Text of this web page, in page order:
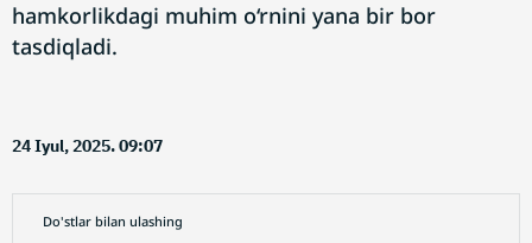
hamkorlikdagi muhim o‘rnini yana bir bor
tasdiqladi.
24 Iyul, 2025. 09:07
Do'stlar bilan ulashing